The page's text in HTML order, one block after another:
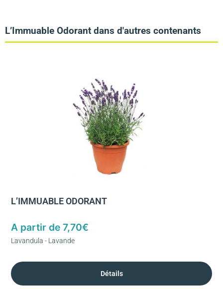
L’Immuable Odorant dans d'autres contenants
L’IMMUABLE ODORANT
A partir de 7,70€
Lavandula - Lavande
Détails